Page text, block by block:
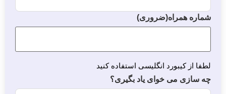
شماره همراه(ضروری)
لطفا از کیبورد انگلیسی استفاده کنید
چه سازی می خوای یاد بگیری؟